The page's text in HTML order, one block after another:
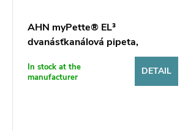
AHN myPette® EL³
dvanásťkanálová pipeta,
In stock at the
manufacturer
DETAIL